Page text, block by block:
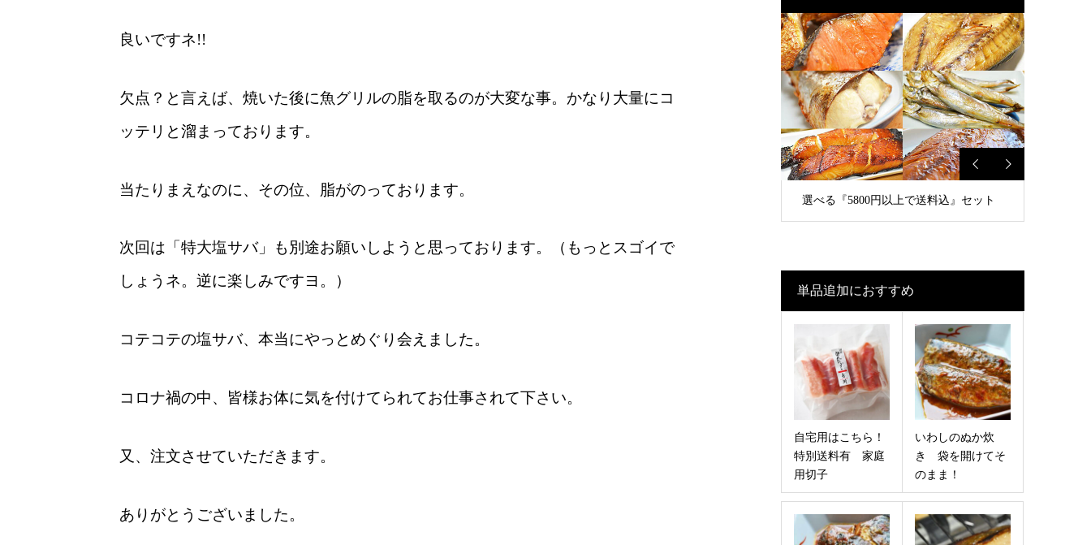
良いですネ!!
欠点？と言えば、焼いた後に魚グリルの脂を取るのが大変な事。かなり大量にコ
ッテリと溜まっております。
当たりまえなのに、その位、脂がのっております。
次回は「特大塩サバ」も別途お願いしようと思っております。（もっとスゴイで
しょうネ。逆に楽しみですヨ。）
コテコテの塩サバ、本当にやっとめぐり会えました。
コロナ禍の中、皆様お体に気を付けてられてお仕事されて下さい。
又、注文させていただきます。
ありがとうございました。
選べる『5800円以上で送料込』セット
単品追加におすすめ
自宅用はこちら！
特別送料有 家庭
用切子
いわしのぬか炊
き 袋を開けてそ
のまま！